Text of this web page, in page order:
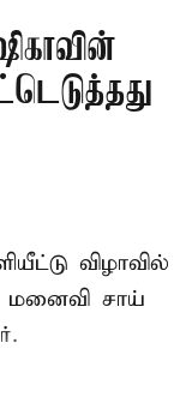
விழாவில்
மனைவி சாய்